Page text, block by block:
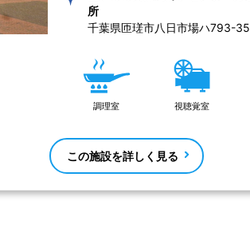
所
千葉県匝瑳市八日市場ハ793-35
調理室 視聴覚室
この施設を詳しく見る